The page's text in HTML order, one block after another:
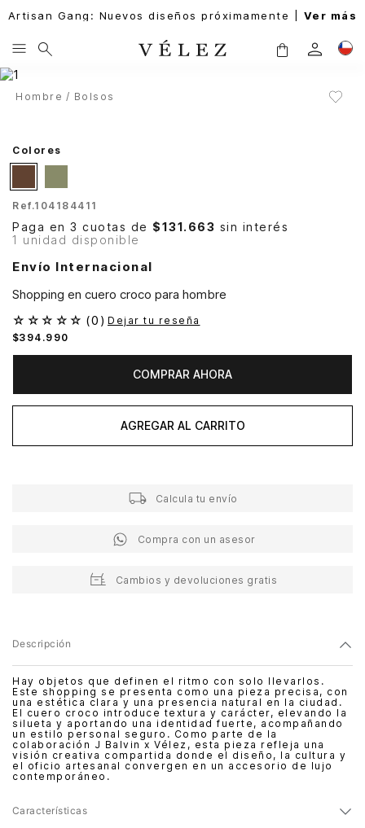
Artisan Gang: Nuevos diseños próximamente | Ver más
Hombre Bolsos
Colores
Ref.104184411
Paga en 3 cuotas de $131.663 sin interés
1 unidad disponible
Envío Internacional
Shopping en cuero croco para hombre
☆ ☆ ☆ ☆ ☆ (0 ) Dejar tu reseña
$394 .990
COMPRAR AHORA
AGREGAR AL CARRITO
Calcula tu envío
Compra con un asesor
Cambios y devoluciones gratis
Descripción
Hay objetos que definen el ritmo con solo llevarlos.
Este shopping se presenta como una pieza precisa, con
una estética clara y una presencia natural en la ciudad.
El cuero croco introduce textura y carácter, elevando la
silueta y aportando una identidad fuerte, acompañando
un estilo personal seguro. Como parte de la
colaboración J Balvin x Vélez, esta pieza refleja una
visión creativa compartida donde el diseño, la cultura y
el oficio artesanal convergen en un accesorio de lujo
contemporáneo.
Características